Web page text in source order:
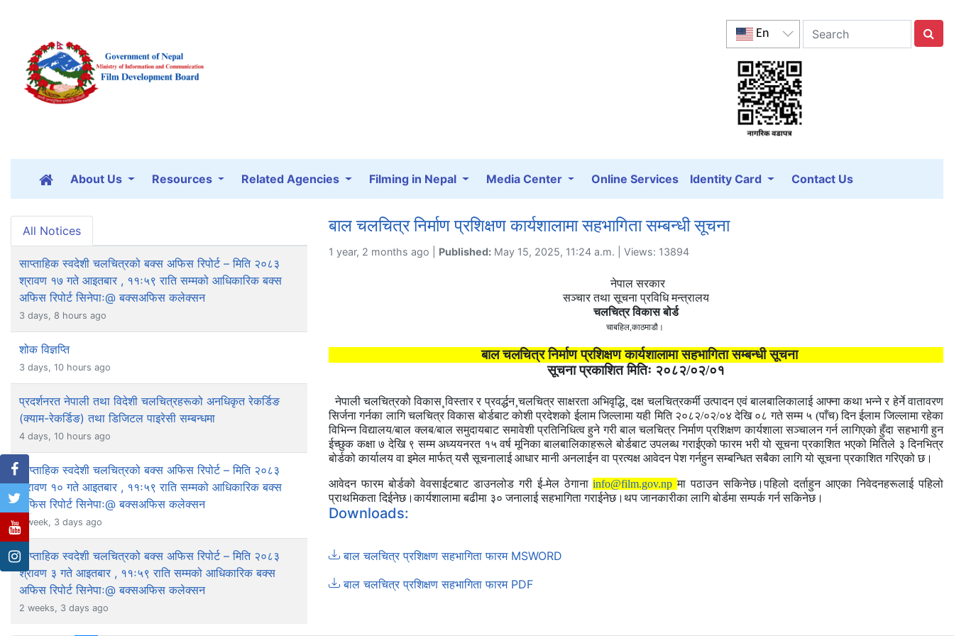
En
About Us Resources Related Agencies Filming in Nepal Media Center Online Services Identity Card Contact Us
All Notices
साप्ताहिक स्वदेशी चलचित्रको बक्स अफिस रिपोर्ट – मिति २०८३
श्रावण १७ गते आइतबार , ११ः५९ राति सम्मको आधिकारिक बक्स
अफिस रिपोर्ट सिनेपाः@ बक्सअफिस कलेक्सन
3 days, 8 hours ago
शोक विज्ञप्ति
3 days, 10 hours ago
प्रदर्शनरत नेपाली तथा विदेशी चलचित्रहरूको अनधिकृत रेकर्डिङ
(क्याम-रेकर्डिङ) तथा डिजिटल पाइरेसी सम्बन्धमा
4 days, 10 hours ago
साप्ताहिक स्वदेशी चलचित्रको बक्स अफिस रिपोर्ट – मिति २०८३
श्रावण १० गते आइतबार , ११ः५९ राति सम्मको आधिकारिक बक्स
अफिस रिपोर्ट सिनेपाः@ बक्सअफिस कलेक्सन
1 week, 3 days ago
साप्ताहिक स्वदेशी चलचित्रको बक्स अफिस रिपोर्ट – मिति २०८३
श्रावण ३ गते आइतबार , ११ः५९ राति सम्मको आधिकारिक बक्स
अफिस रिपोर्ट सिनेपाः@ बक्सअफिस कलेक्सन
2 weeks, 3 days ago
बाल चलचित्र निर्माण प्रशिक्षण कार्यशालामा सहभागिता सम्बन्धी सूचना
1 year, 2 months ago | Published: May 15, 2025, 11:24 a.m. | Views: 13894
नेपाल सरकार
सञ्चार तथा सूचना प्रविधि मन्त्रालय
चलचित्र विकास बोर्ड
चाबहिल,काठमाडौ।
बाल चलचित्र निर्माण प्रशिक्षण कार्यशालामा सहभागिता सम्बन्धी सूचना
सूचना प्रकाशित मितिः २०८२/०२/०१
नेपाली चलचित्रको विकास ¸विस्तार र प्रवर्द्धन¸चलचित्र साक्षरता अभिवृद्धि¸ दक्ष चलचित्रकर्मी उत्पादन एवं बालबालिकालाई आफ्ना कथा भन्ने र हेर्ने वातावरण
सिर्जना गर्नका लागि चलचित्र विकासबोर्डबाट कोशी प्रदेशको ईलाम जिल्लामा यही मिति २०८२/०२/०४ देखि ०८ गते सम्म ५ (पाँच) दिन ईलाम जिल्लामा रहेका
विभिन्न विद्यालय/बाल क्लब/बाल समुदायबाट समावेशी प्रतिनिधित्व हुने गरी बाल चलचित्र निर्माण प्रशिक्षण कार्यशाला सञ्चालन गर्न लागिएको हुँदा सहभागी हुन
ईच्छुक कक्षा ७ देखि ९ सम्म अध्ययनरत १५ वर्ष मूनिका बालबालिकाहरूले बोर्डबाट उपलब्ध गराईएको फारम भरीयो सूचना प्रकाशित भएको मितिले ३ दिनभित्र
बोर्डको कार्यालय वा इमेल मार्फत् यसै सूचनालाई आधार मानी अनलाईन वा प्रत्यक्ष आवेदन पेश गर्नहुन सम्बन्धित सबैका लागि यो सूचना प्रकाशित गरिएको छ।
आवेदन फारम बोर्डको वेवसाईटबाट डाउनलोड गरी ई-मेल ठेगाना info@film.gov.np मा पठाउन सकिनेछ।पहिलो दर्ताहुन आएका निवेदनहरूलाई पहिलो
प्राथमिकता दिईनेछ।कार्यशालामा बढीमा ३० जनालाई सहभागिता गराईनेछ।थप जानकारीका लागि बोर्डमा सम्पर्क गर्न सकिनेछ।
Downloads:
बाल चलचित्र प्रशिक्षण सहभागिता फारम MSWORD
बाल चलचित्र प्रशिक्षण सहभागिता फारम PDF